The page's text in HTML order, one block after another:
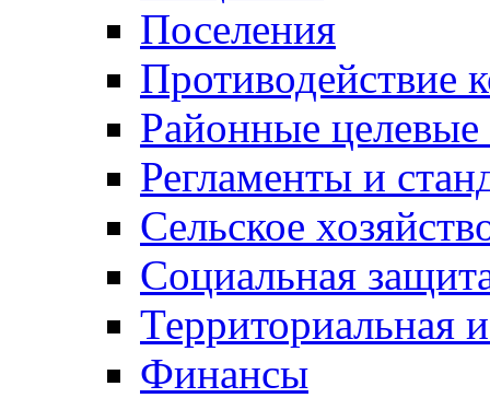
Поселения
Противодействие
Районные
Регламенты и
Сельское
Социальная
Территориальная
Финансы